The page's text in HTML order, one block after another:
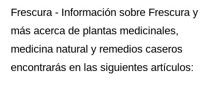
Frescura- Información sobre Frescura y
más acerca de plantas medicinales,
medicina natural y remedios caseros
encontrarás en las siguientes artículos: